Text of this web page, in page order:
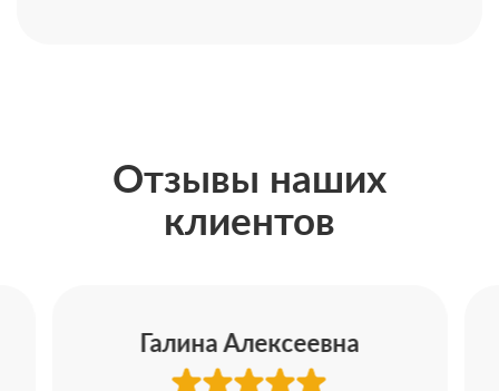
Отзывы наших
клиентов
Галина Алексеевна